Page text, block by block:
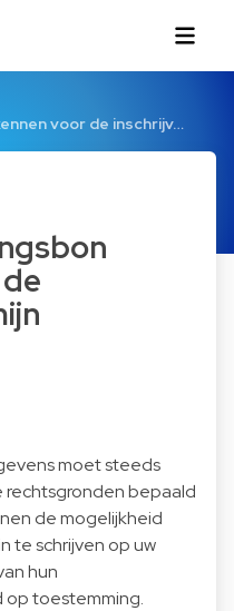
voor de inschrijv…
moet steeds
rechtsgronden bepaald
de mogelijkheid
te schrijven op uw
hun
toestemming.